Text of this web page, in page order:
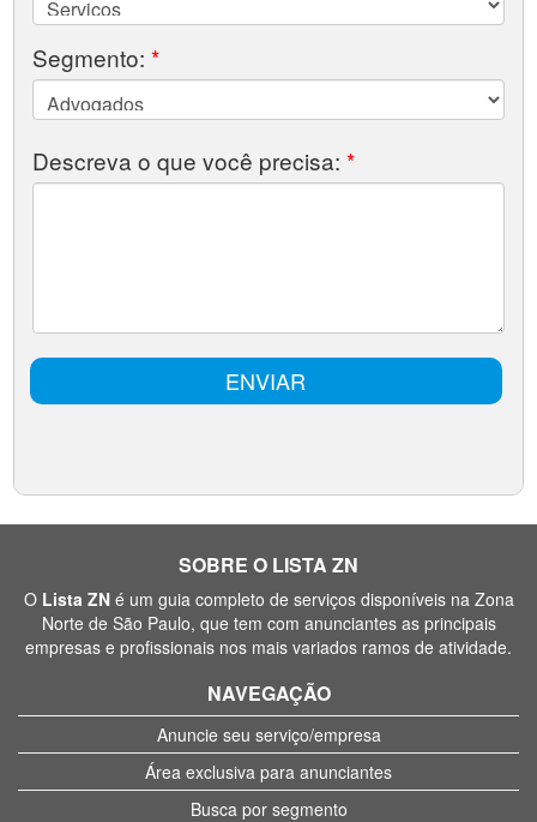
SOBRE O LISTA ZN
O Lista ZNé um guia completo de serviços disponíveis na Zona
Norte de São Paulo, que tem com anunciantes as principais
empresas e profissionais nos mais variados ramos de atividade.
NAVEGAÇÃO
Anuncie seu serviço/empresa
Área exclusiva para anunciantes
Busca por segmento